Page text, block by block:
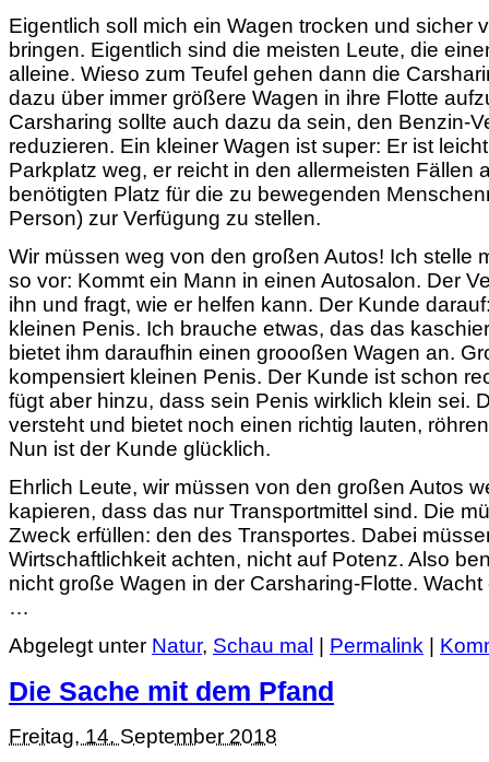
Eigentlich soll mich ein Wagen trocken und sicher
bringen. Eigentlich sind die meisten Leute, die
alleine. Wieso zum Teufel gehen dann die
dazu über immer größere Wagen in ihre Flotte
Carsharing sollte auch dazu da sein, den Benzin-
reduzieren. Ein kleiner Wagen ist super: Er ist
Parkplatz weg, er reicht in den allermeisten Fällen
benötigten Platz für die zu bewegenden
Person) zur Verfügung zu stellen.
Wir müssen weg von den großen Autos! Ich stelle
so vor: Kommt ein Mann in einen Autosalon. Der
ihn und fragt, wie er helfen kann. Der Kunde
kleinen Penis. Ich brauche etwas, das das
bietet ihm daraufhin einen groooßen Wagen an.
kompensiert kleinen Penis. Der Kunde ist schon
fügt aber hinzu, dass sein Penis wirklich klein sei.
versteht und bietet noch einen richtig lauten,
Nun ist der Kunde glücklich.
Ehrlich Leute, wir müssen von den großen Autos
kapieren, dass das nur Transportmittel sind. Die
Zweck erfüllen: den des Transportes. Dabei
Wirtschaftlichkeit achten, nicht auf Potenz. Also
nicht große Wagen in der Carsharing-Flotte.
…
Abgelegt unter Natur, Schau mal Permalink
Die Sache mit dem Pfand
Freitag, 14. September 2018